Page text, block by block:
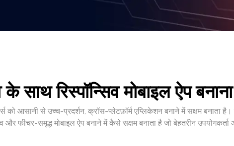
साथ रिस्पॉन्सिव मोबाइल ऐप बनाना
आसानी से उच्च-प्रदर्शन, क्रॉस-प्लेटफ़ॉर्म एप्लिकेशन बनाने में सक्षम बनाता है।
और फीचर-समृद्ध मोबाइल ऐप बनाने में कैसे सक्षम बनाता है जो बेहतरीन